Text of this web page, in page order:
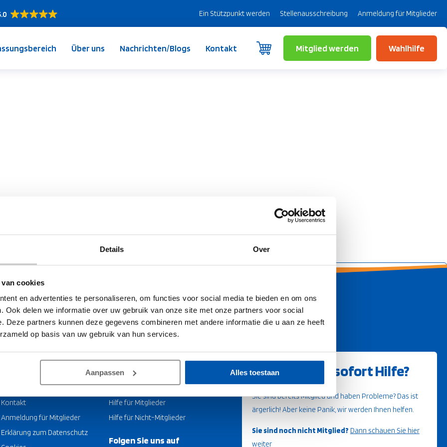
Details Over
cookies
en advertenties te personaliseren, om functies voor social media te bieden en om ons
Ook delen we informatie over uw gebruik van onze site met onze partners voor social
Deze partners kunnen deze gegevens combineren met andere informatie die u aan ze heeft
op basis van uw gebruik van hun services.
Aanpassen Alles toestaan
Ein Stützpunkt werden Stellenausschreibung Anmeldung für Mitglieder
Über uns Nachrichten/Blogs Kontakt Mitglied werden Wahlhilfe
die Suche helfen.
5.0
Kontakt
Anmeldung für Mitglieder
Erklärung zum Datenschutz
Hilferuf
Hilfe für Mitglieder
Hilfe für Nicht-Mitglieder
Folgen Sie uns auf
Brauchen Sie sofort Hilfe?
Sie sind bereits Mitglied und haben Probleme? Das ist
ärgerlich! Aber keine Panik, wir werden Ihnen helfen.
Sie sind noch nicht Mitglied? Dann schauen Sie hier
weiter